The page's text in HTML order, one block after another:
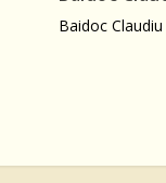
Baidoc Claudiu